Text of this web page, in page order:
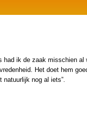
ik de zaak misschien
Het doet hem
nog al iets”.